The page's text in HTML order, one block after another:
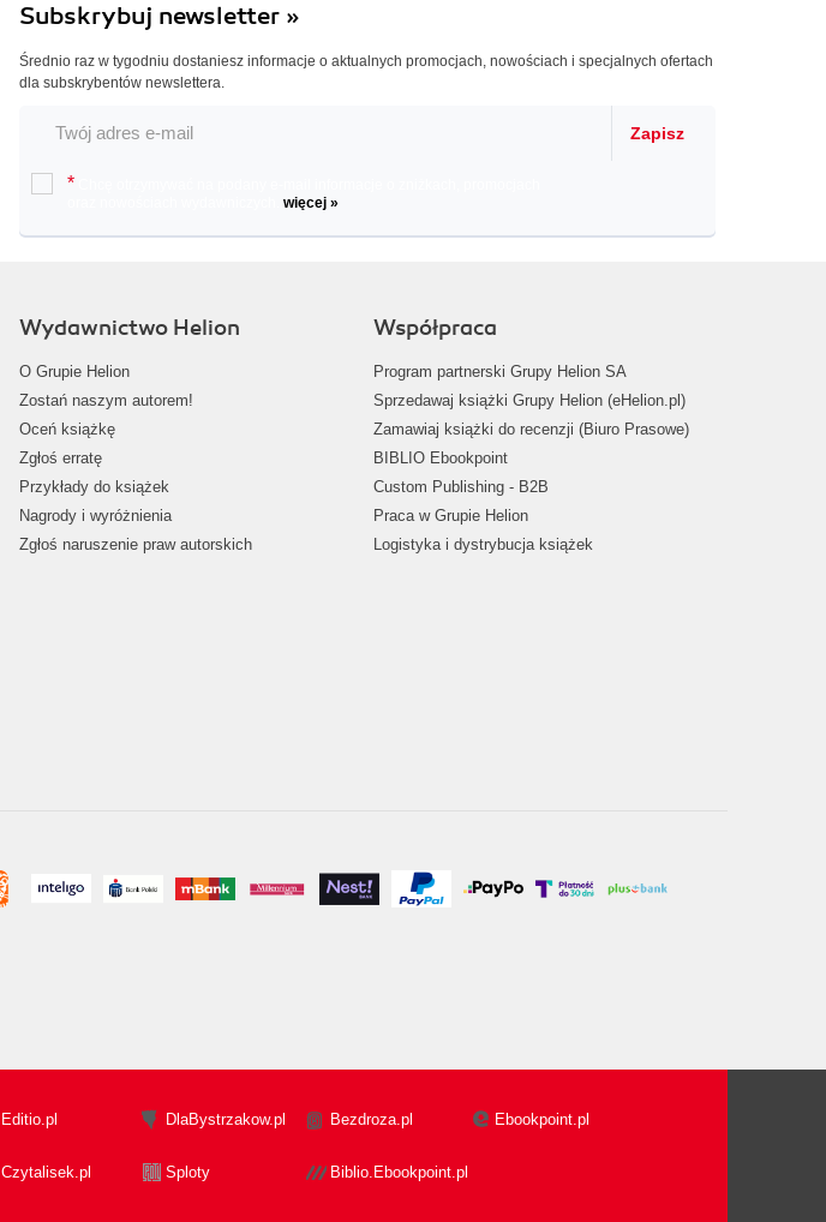
Subskrybuj newsletter »
Średnio raz w tygodniu dostaniesz informacje o aktualnych promocjach, nowościach i specjalnych ofertach
dla subskrybentów newslettera.
Zapisz
*
więcej »
Wydawnictwo Helion
O Grupie Helion
Zostań naszym autorem!
Oceń książkę
Zgłoś erratę
Przykłady do książek
Nagrody i wyróżnienia
Zgłoś naruszenie praw autorskich
Współpraca
Program partnerski Grupy Helion SA
Sprzedawaj książki Grupy Helion (eHelion.pl)
Zamawiaj książki do recenzji (Biuro Prasowe)
BIBLIO Ebookpoint
Custom Publishing - B2B
Praca w Grupie Helion
Logistyka i dystrybucja książek
Editio.pl DlaBystrzakow.pl Bezdroza.pl Ebookpoint.pl
Czytalisek.pl Sploty Biblio.Ebookpoint.pl